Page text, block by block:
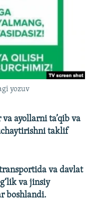
yozuv
ayollarni ta’qib va
taklif
va davlat
va jinsiy
boshlandi.